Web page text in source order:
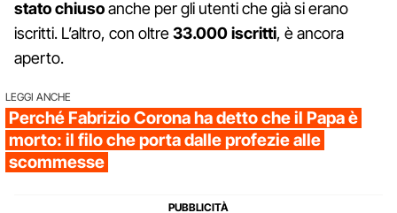
stato chiusoanche per gli utenti che già si erano
iscritti. L’altro, con oltre33.000 iscritti, è ancora
aperto.
LEGGI ANCHE
Perché Fabrizio Corona ha detto che il Papa è
morto: il filo che porta dalle profezie alle
scommesse